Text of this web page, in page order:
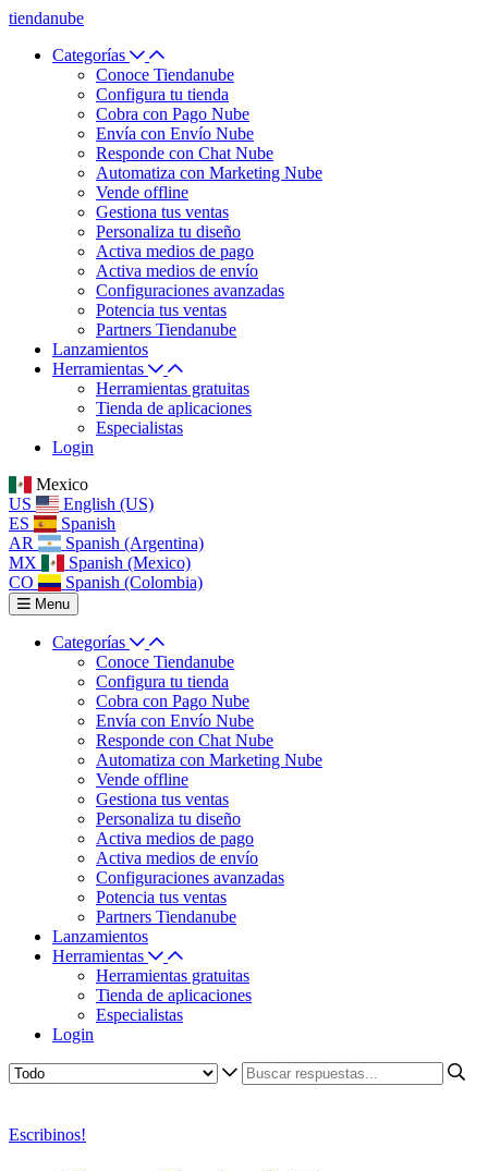
tiendanube
Categorías
Conoce Tiendanube
Configura tu tienda
Cobra con Pago Nube
Envía con Envío Nube
Responde con Chat Nube
Automatiza con Marketing Nube
Vende offline
Gestiona tus ventas
Personaliza tu diseño
Activa medios de pago
Activa medios de envío
Configuraciones avanzadas
Potencia tus ventas
Partners Tiendanube
Lanzamientos
Herramientas
Herramientas gratuitas
Tienda de aplicaciones
Especialistas
Login
Mexico
US
English (US)
ES
Spanish
AR
Spanish (Argentina)
MX
Spanish (Mexico)
CO
Spanish (Colombia)
Menu
Categorías
Conoce Tiendanube
Configura tu tienda
Cobra con Pago Nube
Envía con Envío Nube
Responde con Chat Nube
Automatiza con Marketing Nube
Vende offline
Gestiona tus ventas
Personaliza tu diseño
Activa medios de pago
Activa medios de envío
Configuraciones avanzadas
Potencia tus ventas
Partners Tiendanube
Lanzamientos
Herramientas
Herramientas gratuitas
Tienda de aplicaciones
Especialistas
Login
Escribinos!